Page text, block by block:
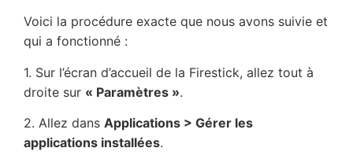
Voici la procédure exacte que nous avons suivie et
qui a fonctionné :
1. Sur l’écran d’accueil de la Firestick, allez tout à
droite sur « Paramètres ».
2. Allez dans Applications > Gérer les
applications installées.